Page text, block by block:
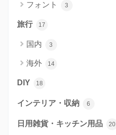
フォント 3
旅行 17
国内 3
海外 14
DIY 18
インテリア・収納 6
日用雑貨・キッチン用品 20